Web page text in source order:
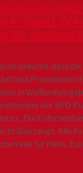
ist nicht
kritisiert JVA-
für
bekannt, dass
laut
in Weißenfels
der SPD-
„Die
überzeugt. Alle
klar für Halle.